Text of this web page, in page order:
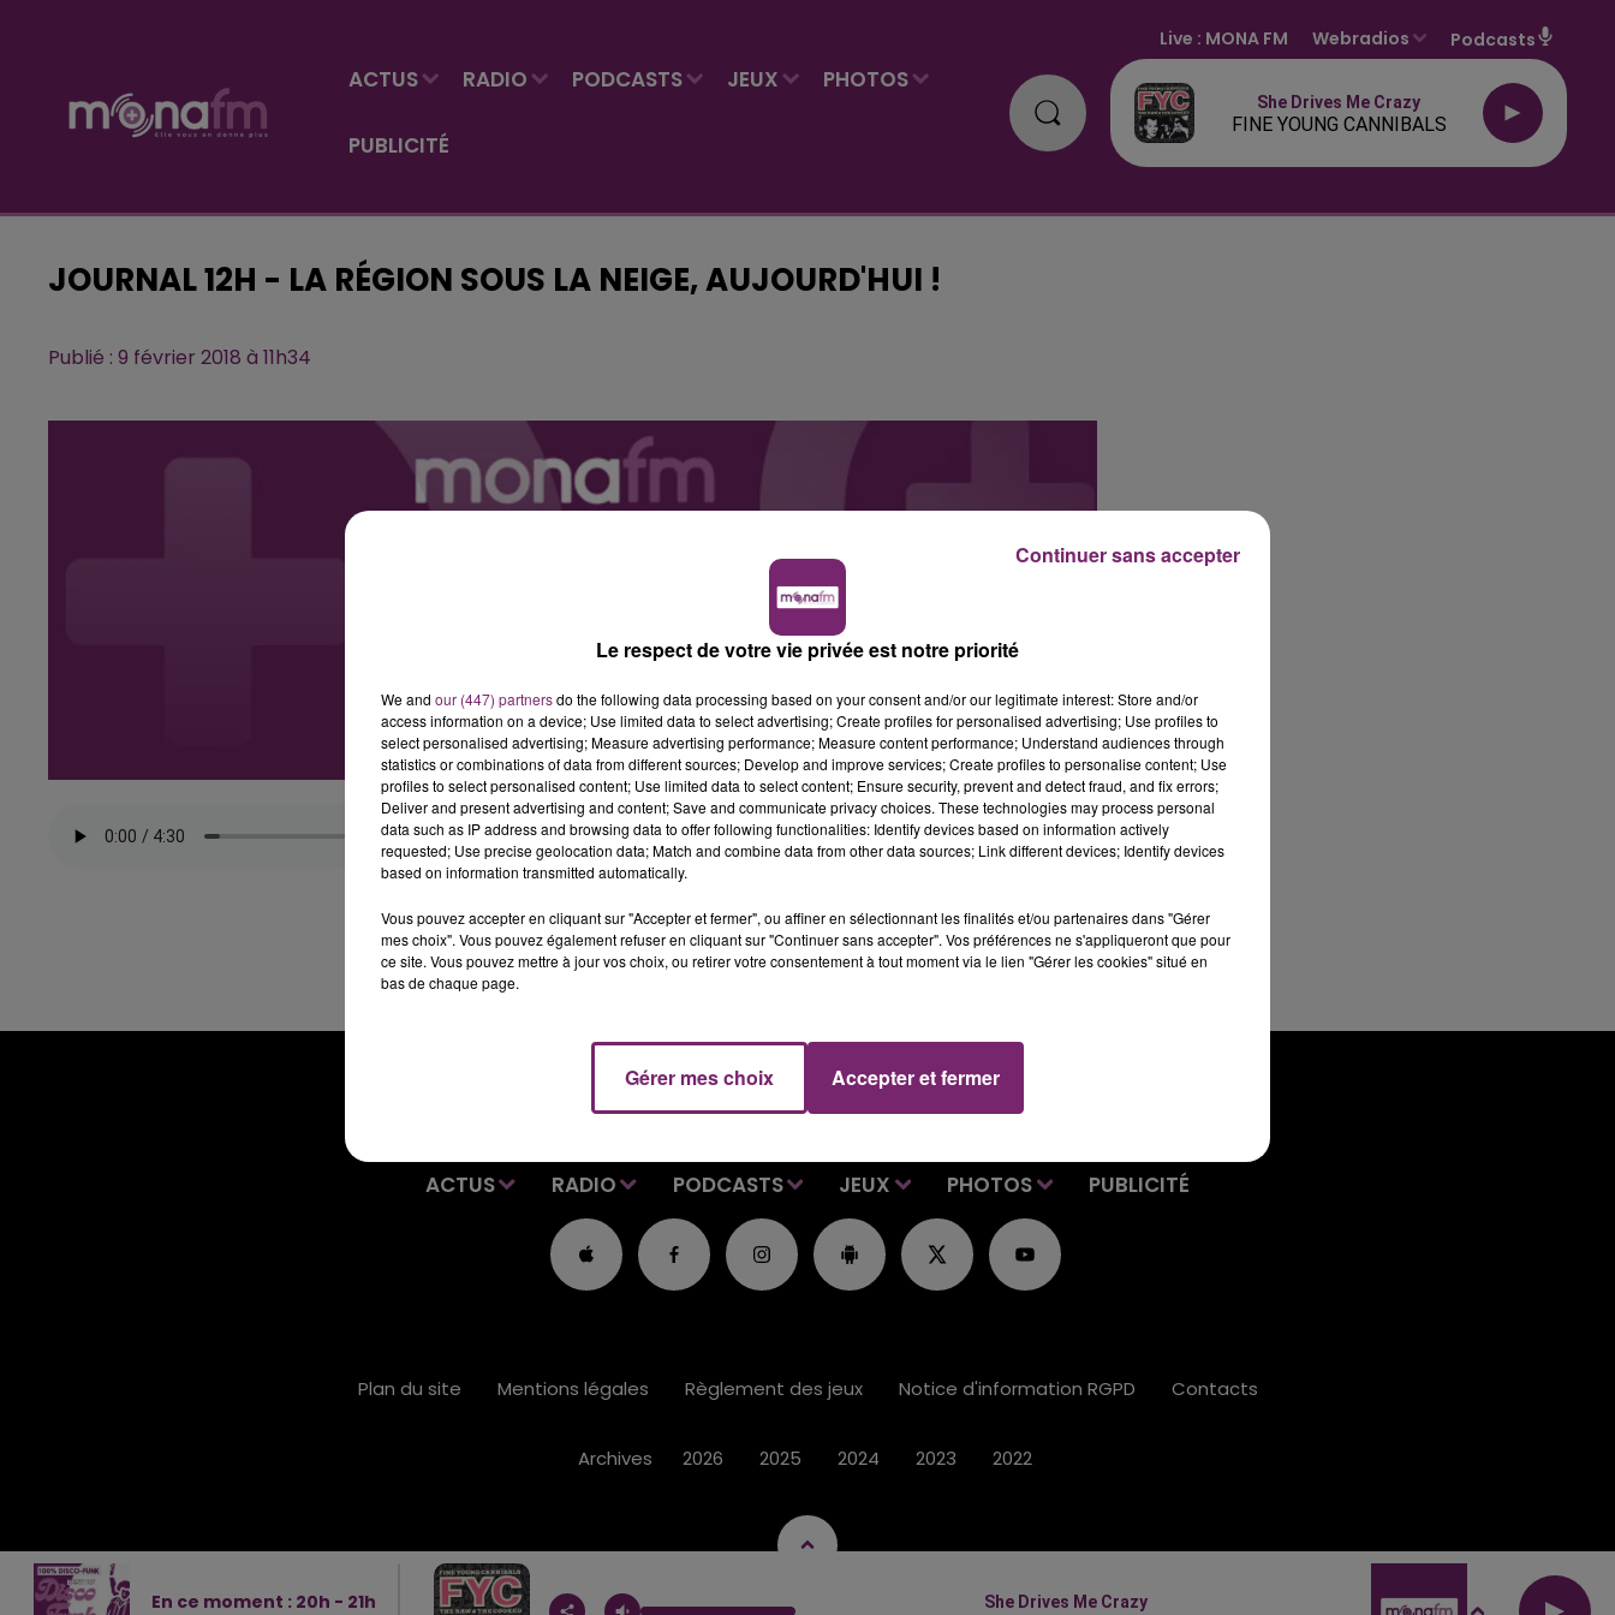
ACTUS RADIO PODCASTS JEUX PHOTOS
PUBLICITÉ
Live : MONA FM Webradios Podcasts
She Drives Me Crazy
FINE YOUNG CANNIBALS
JOURNAL 12H - LA RÉGION SOUS LA NEIGE, AUJOURD'HUI !
Publié : 9 février 2018 à 11h34
ACTUS RADIO PODCASTS JEUX PHOTOS PUBLICITÉ
En ce moment : 20h - 21h
She Drives Me Crazy
Plan du site Mentions légales Règlement des jeux Notice d'information RGPD Contacts
Archives 2026 2025 2024 2023 2022
Le respect de votre vie privée est notre priorité
We and our (447) partnersdo the following data processing based on your consent and/or our legitimate interest: Store and/or
access information on a device; Use limited data to select advertising; Create profiles for personalised advertising; Use profiles to
select personalised advertising; Measure advertising performance; Measure content performance; Understand audiences through
statistics or combinations of data from different sources; Develop and improve services; Create profiles to personalise content; Use
profiles to select personalised content; Use limited data to select content; Ensure security, prevent and detect fraud, and fix errors;
Deliver and present advertising and content; Save and communicate privacy choices. These technologies may process personal
data such as IP address and browsing data to offer following functionalities: Identify devices based on information actively
requested; Use precise geolocation data; Match and combine data from other data sources; Link different devices; Identify devices
based on information transmitted automatically.
Vous pouvez accepter en cliquant sur "Accepter et fermer", ou affiner en sélectionnant les finalités et/ou partenaires dans "Gérer
mes choix". Vous pouvez également refuser en cliquant sur "Continuer sans accepter". Vos préférences ne s'appliqueront que pour
ce site. Vous pouvez mettre à jour vos choix, ou retirer votre consentement à tout moment via le lien "Gérer les cookies" situé en
bas de chaque page.
Gérer mes choix Accepter et fermer
Continuer sans accepter